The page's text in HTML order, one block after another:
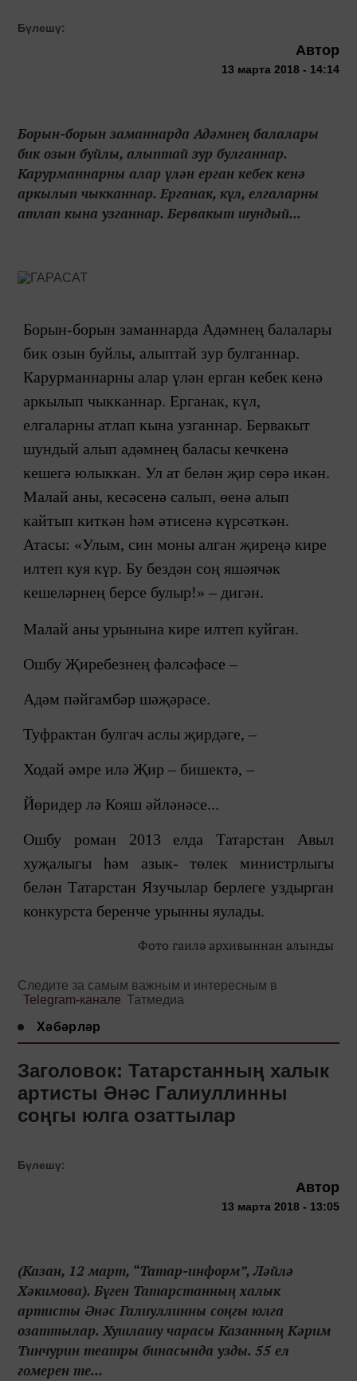
Бүлешү:
Автор
13 марта 2018 - 14:14
Борын-борын заманнарда Адәмнең балалары
бик озын буйлы, алыптай зур булганнар.
Карурманнарны алар үлән ерган кебек кенә
аркылып чыкканнар. Ерганак, күл, елгаларны
атлап кына уз­ганнар. Бервакыт шундый...
Борын-борын заманнарда Адәмнең балалары
бик озын буйлы, алыптай зур булганнар.
Карурманнарны алар үлән ерган кебек кенә
аркылып чыкканнар. Ерганак, күл,
елгаларны атлап кына уз­ганнар. Бервакыт
шундый алып адәмнең баласы кечкенә
кешегә юлыккан. Ул ат белән җир сөрә икән.
Малай аны, кесәсенә салып, өенә алып
кайтып киткән һәм әтисенә күрсәткән.
Атасы: «Улым, син моны алган җиреңә кире
илтеп куя күр. Бу бездән соң яшәячәк
кешеләрнең берсе булыр!» – дигән.
Малай аны урынына кире ил­теп куйган.
Ошбу Җиребезнең фәлсәфәсе –
Адәм пәйгамбәр шәҗәрәсе.
Туфрактан булгач аслы җирдәге, –
Ходай әмре илә Җир – бишектә, –
Йөридер лә Кояш әйләнәсе...
Ошбу роман 2013 елда Татарстан Авыл
хуҗалыгы һәм азык- төлек министрлыгы
белән Татарстан Язучылар берлеге уздырган
конкурста беренче урынны яулады.
Фото гаилә архивыннан алынды
Следите за самым важным и интересным в
Telegram-канале Татмедиа
Хәбәрләр
Заголовок: Татарстанның халык
артисты Әнәс Галиуллинны
соңгы юлга озаттылар
Бүлешү:
Автор
13 марта 2018 - 13:05
(Казан, 12 март, “Татар-информ”, Ләйлә
Хәкимова). Бүген Татарстанның халык
артисты Әнәс Галиуллинны соңгы юлга
озаттылар. Хушлашу чарасы Казанның Кәрим
Тинчурин театры бинасында узды. 55 ел
гомерен те...